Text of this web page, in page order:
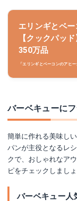
エリンギとベ
【クックパッ
350万品
「エリンギとベーコンのアヒ
バーベキューに
簡単に作れる美味し
パンが主役となるレ
クで、おしゃれなア
ピをチェックしましょ
バーベキュー